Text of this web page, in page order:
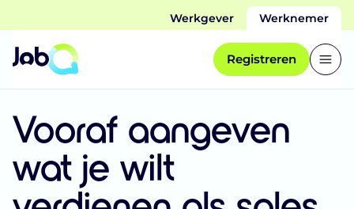
Werkgever Werknemer
Registreren
Vooraf aangeven
wat je wilt